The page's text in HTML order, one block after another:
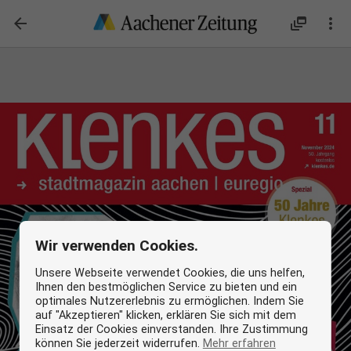
 dynamic_feed 
Wir verwenden Cookies.
Unsere Webseite verwendet Cookies, die uns helfen,
Ihnen den bestmöglichen Service zu bieten und ein
optimales Nutzererlebnis zu ermöglichen. Indem Sie
auf "Akzeptieren" klicken, erklären Sie sich mit dem
Einsatz der Cookies einverstanden. Ihre Zustimmung
können Sie jederzeit widerrufen. Mehr erfahren